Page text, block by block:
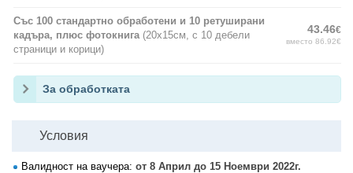
Със 100 стандартно обработени и 10 ретуширани
кадъра, плюс фотокнига (20х15см, с 10 дебели
страници и корици)
43.46€
вместо 86.92€
За обработката
Условия
Валидност на ваучера: от 8 Април до 15 Ноември 2022г.